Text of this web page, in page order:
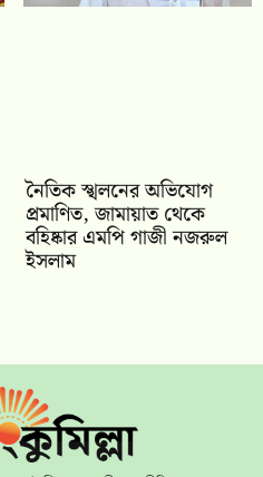
নৈতিক স্খলনের অভিযোগ
প্রমাণিত, জামায়াত থেকে
বহিষ্কার এমপি গাজী নজরুল
ইসলাম